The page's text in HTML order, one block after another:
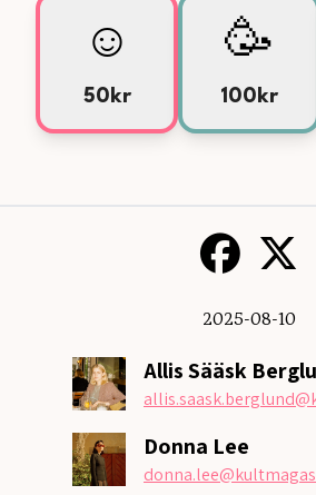
☺️
50kr
🥳
100kr
2025-08-10
Allis Sääsk
allis.saask.berglund
Donna Lee
donna.lee